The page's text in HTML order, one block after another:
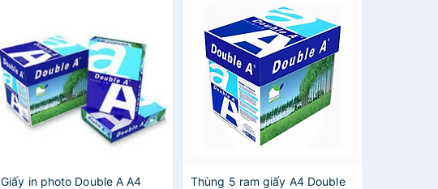
Giấy in photo Double A A4
Thùng 5 ram giấy A4 Double